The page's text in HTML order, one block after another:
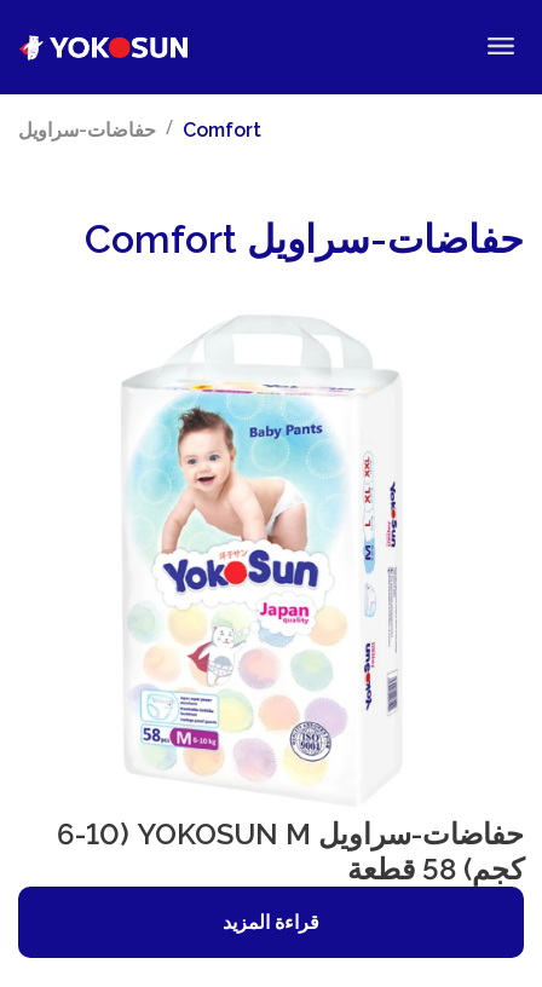
حفاضات-سراويل / Comfort
حفاضات-سراويل Comfort
حفاضات-سراويل YOKOSUN M (6-10
كجم) 58 قطعة
قراءة المزيد